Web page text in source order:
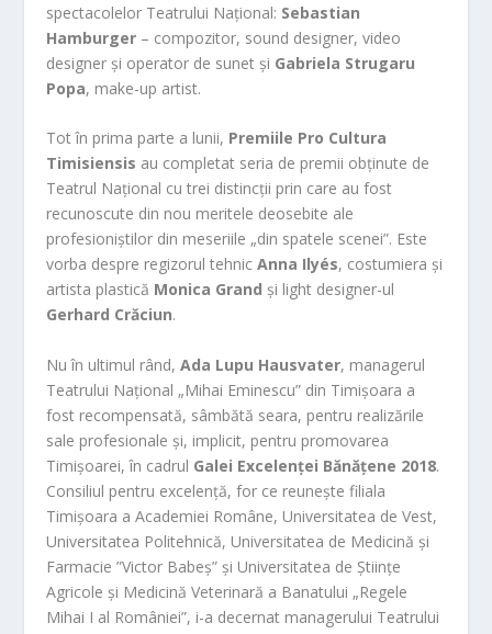
spectacolelor Teatrului Național: Sebastian
Hamburger – compozitor, sound designer, video
designer și operator de sunet și Gabriela Strugaru
Popa, make-up artist.
Tot în prima parte a lunii, Premiile Pro Cultura
Timisiensis au completat seria de premii obținute de
Teatrul Național cu trei distincții prin care au fost
recunoscute din nou meritele deosebite ale
profesioniștilor din meseriile „din spatele scenei”. Este
vorba despre regizorul tehnicAnna Ilyés, costumiera și
artista plastică Monica Grand și light designer-ul
Gerhard Crăciun.
Nu în ultimul rând,Ada Lupu Hausvater, managerul
Teatrului Național „Mihai Eminescu” din Timișoara a
fost recompensată, sâmbătă seara, pentru realizările
sale profesionale și, implicit, pentru promovarea
Timișoarei, în cadrul Galei Excelenței Bănățene 2018.
Consiliul pentru excelență, for ce reunește filiala
Timișoara a Academiei Române, Universitatea de Vest,
Universitatea Politehnică, Universitatea de Medicină și
Farmacie ”Victor Babeș” și Universitatea de Științe
Agricole și Medicină Veterinară a Banatului „Regele
Mihai I al României”, i-a decernat managerului Teatrului